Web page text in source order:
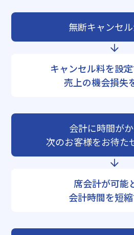
無断キャンセ
キャンセル料を設
売上の機会損失
会計に時間がか
次のお客様をお待た
席会計が可能
会計時間を短